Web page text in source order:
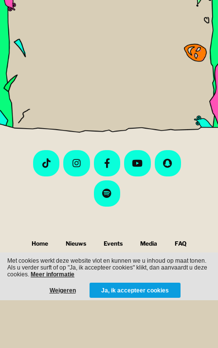
Home Nieuws Events Media FAQ
Tickets
Met cookies werkt deze website vlot en kunnen we u inhoud op maat tonen.
Als u verder surft of op "Ja, ik accepteer cookies" klikt, dan aanvaardt u deze
cookies. Meer informatie
Weigeren Ja, ik accepteer cookies